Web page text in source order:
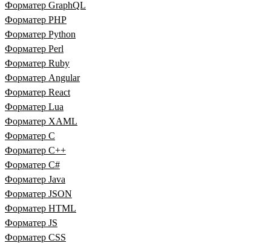
Форматер GraphQL
Форматер PHP
Форматер Python
Форматер Perl
Форматер Ruby
Форматер Angular
Форматер React
Форматер Lua
Форматер XAML
Форматер C
Форматер C++
Форматер C#
Форматер Java
Форматер JSON
Форматер HTML
Форматер JS
Форматер CSS